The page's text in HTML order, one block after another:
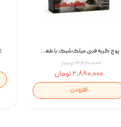
پوچ گربه فنبی میلک‌شیک با طعم مرغ Faenbei Cat Milk Shake Pouch بسته 12 عددی
۳,۴۲۰,۰۰۰ تومان
۲,۸۸۰,۰۰۰ تومان
افزودن